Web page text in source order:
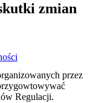
zmian
przez
Regulacji.